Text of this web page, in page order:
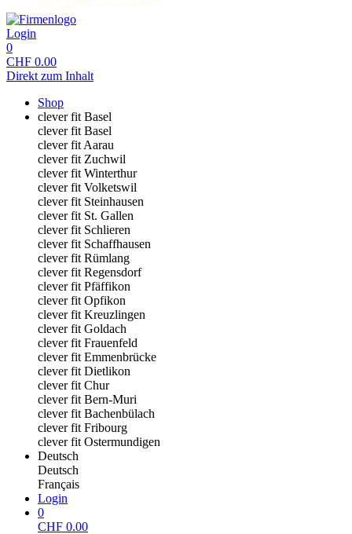
Login
0
CHF 0.00
Direkt zum Inhalt
Shop
clever fit Basel
clever fit Basel
clever fit Aarau
clever fit Zuchwil
clever fit Winterthur
clever fit Volketswil
clever fit Steinhausen
clever fit St. Gallen
clever fit Schlieren
clever fit Schaffhausen
clever fit Rümlang
clever fit Regensdorf
clever fit Pfäffikon
clever fit Opfikon
clever fit Kreuzlingen
clever fit Goldach
clever fit Frauenfeld
clever fit Emmenbrücke
clever fit Dietlikon
clever fit Chur
clever fit Bern-Muri
clever fit Bachenbülach
clever fit Fribourg
clever fit Ostermundigen
Deutsch
Deutsch
Français
Login
0
CHF 0.00